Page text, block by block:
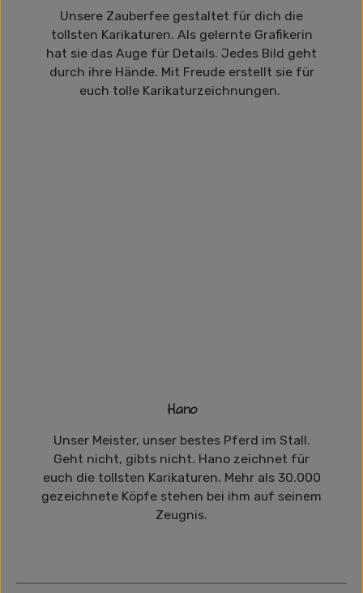
Unsere Zauberfee gestaltet für dich die
tollsten Karikaturen. Als gelernte Grafikerin
hat sie das Auge für Details. Jedes Bild geht
durch ihre Hände. Mit Freude erstellt sie für
euch tolle Karikaturzeichnungen.
Hano
Unser Meister, unser bestes Pferd im Stall.
Geht nicht, gibts nicht. Hano zeichnet für
euch die tollsten Karikaturen. Mehr als 30.000
gezeichnete Köpfe stehen bei ihm auf seinem
Zeugnis.